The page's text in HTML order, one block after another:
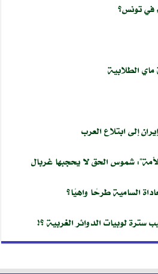
في تونس؟
الطلابية
إلى ابتلاع العرب
شموس الحق لا يحجبها غربال
السامية طرحًا واهيًا؟
لوبيات الدوائر الغربية ؟!